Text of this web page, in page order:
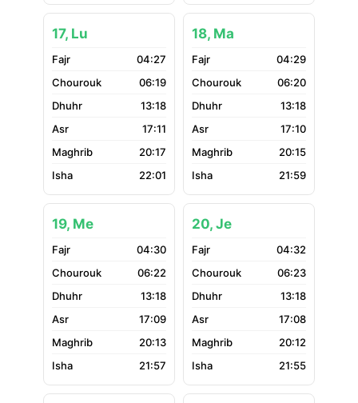
17, Lu
04:27
06:19
13:18
17:11
20:17
22:01
18, Ma
04:29
06:20
13:18
17:10
20:15
21:59
19, Me
04:30
06:22
13:18
17:09
20:13
21:57
20, Je
04:32
06:23
13:18
17:08
20:12
21:55